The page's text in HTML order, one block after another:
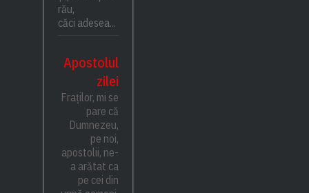
rău,
căci adesea...
Apostolul
zilei
Fraților, mi se
pare că
Dumnezeu,
pe noi,
apostolii, ne-
a arătat ca
pe cei din